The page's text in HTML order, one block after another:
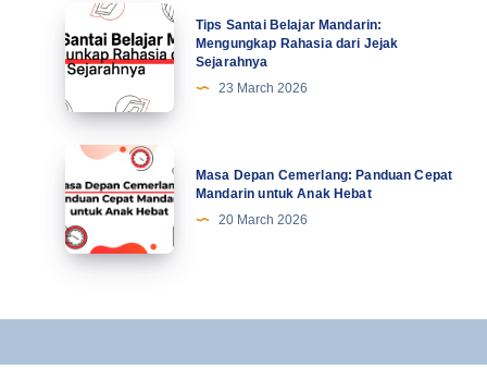
Mahasiswa
Terbaru
Tips
Santai
Belajar
Mandarin:
Mengungkap
Rahasia
dari
Jejak
Sejarahnya
Tips Santai Belajar Mandarin:
Mengungkap Rahasia dari Jejak
Sejarahnya
23 March 2026
Masa
Depan
Cemerlang:
Panduan
Cepat
untuk
Masa Depan Cemerlang: Panduan Cepat
Mandarin untuk Anak Hebat
20 March 2026